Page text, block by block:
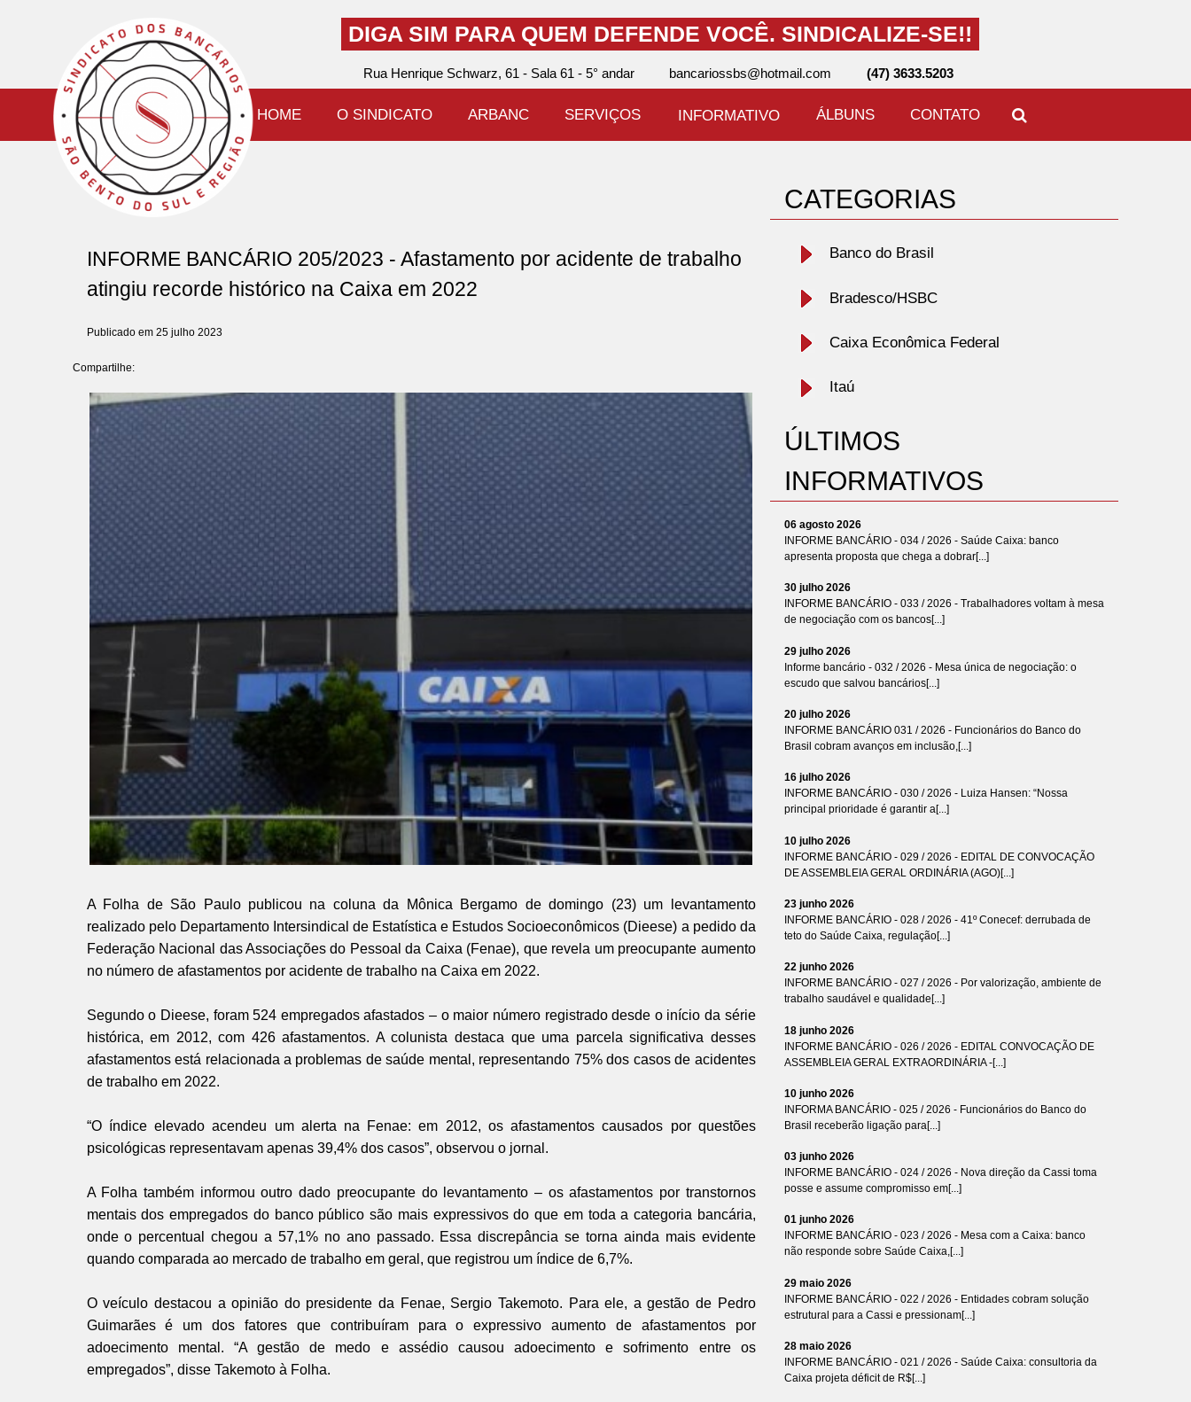
DIGA SIM PARA QUEM DEFENDE VOCÊ. SINDICALIZE-SE!!
Rua Henrique Schwarz, 61 - Sala 61 - 5° andar bancariossbs@hotmail.com (47) 3633.5203
HOME O SINDICATO ARBANC SERVIÇOS INFORMATIVO ÁLBUNS CONTATO
INFORME BANCÁRIO 205/2023 - Afastamento por acidente de trabalho
atingiu recorde histórico na Caixa em 2022
Publicado em 25 julho 2023
Compartilhe:
A Folha de São Paulo publicou na coluna da Mônica Bergamo de domingo (23) um levantamento
realizado pelo Departamento Intersindical de Estatística e Estudos Socioeconômicos (Dieese) a pedido da
Federação Nacional das Associações do Pessoal da Caixa (Fenae), que revela um preocupante aumento
no número de afastamentos por acidente de trabalho na Caixa em 2022.
Segundo o Dieese, foram 524 empregados afastados – o maior número registrado desde o início da série
histórica, em 2012, com 426 afastamentos. A colunista destaca que uma parcela significativa desses
afastamentos está relacionada a problemas de saúde mental, representando 75% dos casos de acidentes
de trabalho em 2022.
“O índice elevado acendeu um alerta na Fenae: em 2012, os afastamentos causados por questões
psicológicas representavam apenas 39,4% dos casos”, observou o jornal.
A Folha também informou outro dado preocupante do levantamento – os afastamentos por transtornos
mentais dos empregados do banco público são mais expressivos do que em toda a categoria bancária,
onde o percentual chegou a 57,1% no ano passado. Essa discrepância se torna ainda mais evidente
quando comparada ao mercado de trabalho em geral, que registrou um índice de 6,7%.
O veículo destacou a opinião do presidente da Fenae, Sergio Takemoto. Para ele, a gestão de Pedro
Guimarães é um dos fatores que contribuíram para o expressivo aumento de afastamentos por
adoecimento mental. “A gestão de medo e assédio causou adoecimento e sofrimento entre os
empregados”, disse Takemoto à Folha.
CATEGORIAS
Banco do Brasil
Bradesco/HSBC
Caixa Econômica Federal
Itaú
ÚLTIMOS
INFORMATIVOS
06 agosto 2026
INFORME BANCÁRIO - 034 / 2026 - Saúde Caixa: banco
apresenta proposta que chega a dobrar[...]
30 julho 2026
INFORME BANCÁRIO - 033 / 2026 - Trabalhadores voltam à mesa
de negociação com os bancos[...]
29 julho 2026
Informe bancário - 032 / 2026 - Mesa única de negociação: o
escudo que salvou bancários[...]
20 julho 2026
INFORME BANCÁRIO 031 / 2026 - Funcionários do Banco do
Brasil cobram avanços em inclusão,[...]
16 julho 2026
INFORME BANCÁRIO - 030 / 2026 - Luiza Hansen: “Nossa
principal prioridade é garantir a[...]
10 julho 2026
INFORME BANCÁRIO - 029 / 2026 - EDITAL DE CONVOCAÇÃO
DE ASSEMBLEIA GERAL ORDINÁRIA (AGO)[...]
23 junho 2026
INFORME BANCÁRIO - 028 / 2026 - 41º Conecef: derrubada de
teto do Saúde Caixa, regulação[...]
22 junho 2026
INFORME BANCÁRIO - 027 / 2026 - Por valorização, ambiente de
trabalho saudável e qualidade[...]
18 junho 2026
INFORME BANCÁRIO - 026 / 2026 - EDITAL CONVOCAÇÃO DE
ASSEMBLEIA GERAL EXTRAORDINÁRIA -[...]
10 junho 2026
INFORMA BANCÁRIO - 025 / 2026 - Funcionários do Banco do
Brasil receberão ligação para[...]
03 junho 2026
INFORME BANCÁRIO - 024 / 2026 - Nova direção da Cassi toma
posse e assume compromisso em[...]
01 junho 2026
INFORME BANCÁRIO - 023 / 2026 - Mesa com a Caixa: banco
não responde sobre Saúde Caixa,[...]
29 maio 2026
INFORME BANCÁRIO - 022 / 2026 - Entidades cobram solução
estrutural para a Cassi e pressionam[...]
28 maio 2026
INFORME BANCÁRIO - 021 / 2026 - Saúde Caixa: consultoria da
Caixa projeta déficit de R$[...]